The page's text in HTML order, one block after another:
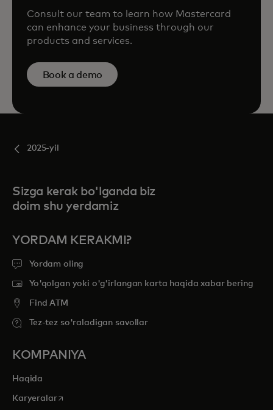
Consult our team to learn how Mastercard
can enhance your business through our
products and services.
Book a demo
2025-yil
Sizga kerak bo'lganda biz
doim shu yerdamiz
YORDAM KERAKMI?
Yordam oling
Yo'qolgan yoki o'g'irlangan karta haqida xabar bering
Find ATM
Tez-tez so'raladigan savollar
KOMPANIYA
Haqida
Karyeralaropens in a new tab